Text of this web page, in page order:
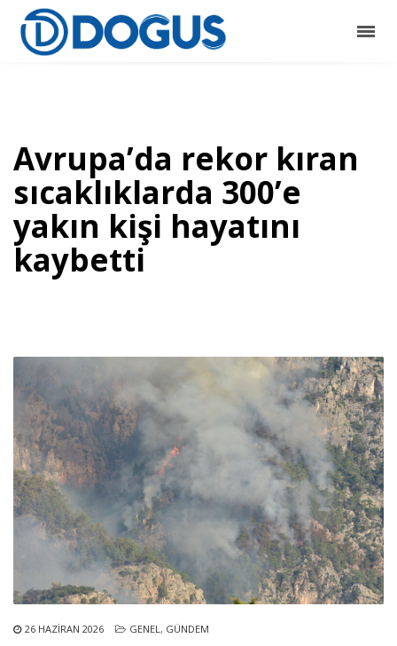
Avrupa’da rekor kıran
sıcaklıklarda 300’e
yakın kişi hayatını
kaybetti
26 HAZIRAN 2026 GENEL , GÜNDEM